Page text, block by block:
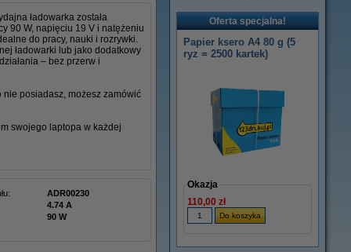
ładowarka została
90 W, napięciu 19 V i natężeniu
do pracy, nauki i rozrywki.
ładowarki lub jako dodatkowy
– bez przerw i
nie posiadasz, możesz zamówić
swojego laptopa w każdej
ADR00230
4.74 A
90 W
Oferta specjalna!
Papier ksero A4 80 g (5
ryz = 2500 kartek)
Okazja
110,00 zł